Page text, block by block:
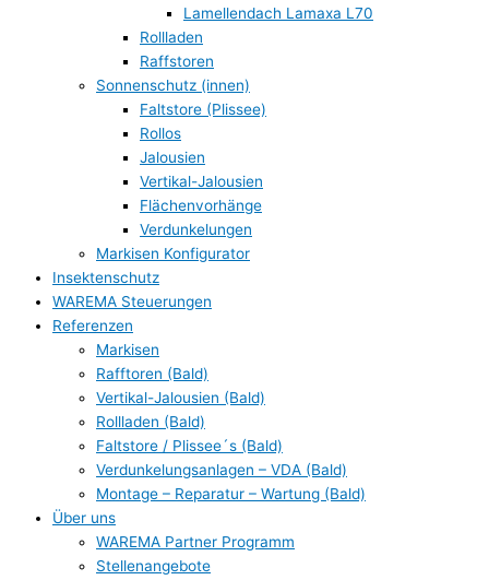
Lamellendach Lamaxa L70
Rollladen
Raffstoren
Sonnenschutz (innen)
Faltstore (Plissee)
Rollos
Jalousien
Vertikal-Jalousien
Flächenvorhänge
Verdunkelungen
Markisen Konfigurator
Insektenschutz
WAREMA Steuerungen
Referenzen
Markisen
Rafftoren (Bald)
Vertikal-Jalousien (Bald)
Rollladen (Bald)
Faltstore / Plissee´s (Bald)
Verdunkelungsanlagen – VDA (Bald)
Montage – Reparatur – Wartung (Bald)
Über uns
WAREMA Partner Programm
Stellenangebote